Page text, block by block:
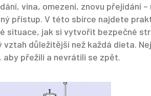
vina, omezení, znovu přejídání
přístup. V této sbírce najdete
situace, jak si vytvořit bezpečné
důležitější než každá dieta.
aby přežili a nevrátili se zpět.